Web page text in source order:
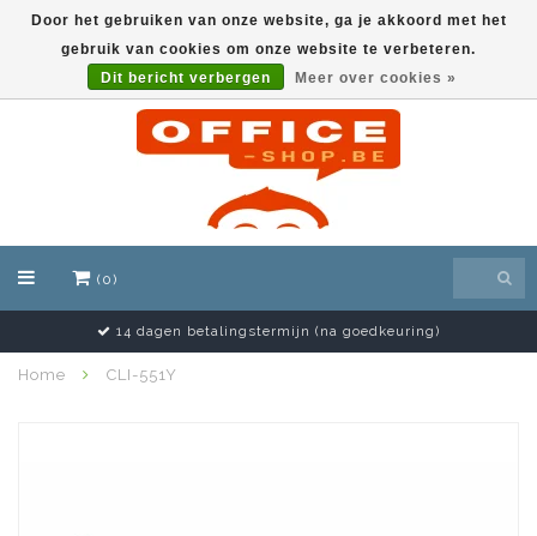
(0)
14 dagen betalingstermijn (na goedkeuring)
Home CLI-551Y
Door het gebruiken van onze website, ga je akkoord met het
gebruik van cookies om onze website te verbeteren.
Dit bericht verbergen
Meer over cookies »